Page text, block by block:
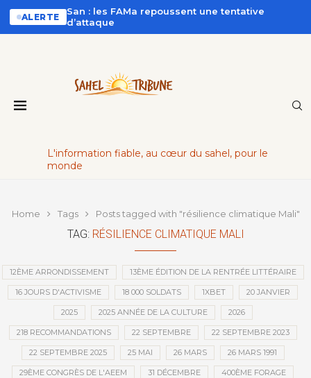
ALERTE
San : les FAMa repoussent une tentative
d’attaque
L'information fiable, au cœur du sahel, pour le
monde
Home Tags Posts tagged with "résilience climatique Mali"
TAG: RÉSILIENCE CLIMATIQUE MALI
12ÈME ARRONDISSEMENT 13ÈME ÉDITION DE LA RENTRÉE LITTÉRAIRE
16 JOURS D'ACTIVISME 18 000 SOLDATS 1XBET 20 JANVIER
2025 2025 ANNÉE DE LA CULTURE 2026
218 RECOMMANDATIONS 22 SEPTEMBRE 22 SEPTEMBRE 2023
22 SEPTEMBRE 2025 25 MAI 26 MARS 26 MARS 1991
29ÈME CONGRÈS DE L'AEEM 31 DÉCEMBRE 400ÈME FORAGE